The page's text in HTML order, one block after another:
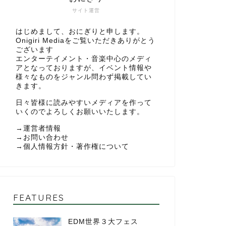
サイト運営
はじめまして、おにぎりと申します。
Onigiri Mediaをご覧いただきありがとう
ございます
エンターテイメント・音楽中心のメディ
アとなっておりますが、イベント情報や
様々なものをジャンル問わず掲載してい
きます。
日々皆様に読みやすいメディアを作って
いくのでよろしくお願いいたします。
→ 運営者情報
→ お問い合わせ
→ 個人情報方針・著作権について
FEATURES
EDM世界３大フェス